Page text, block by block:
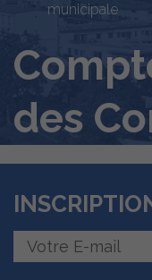
municipale
des